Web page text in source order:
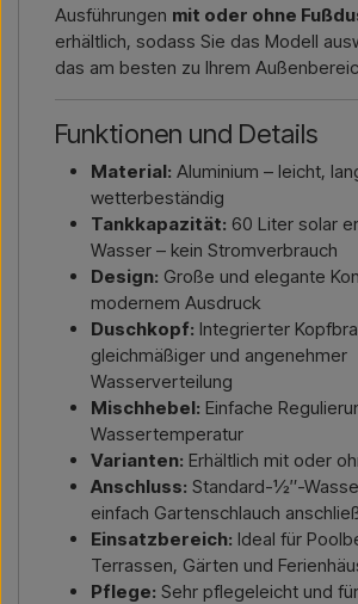
Ausführungen mit oder ohne
erhältlich, sodass Sie das Modell
das am besten zu Ihrem
Funktionen und Details
Material: Aluminium – leicht,
wetterbeständig
Tankkapazität: 60 Liter solar
Wasser – kein Stromverbrauch
Design: Große und elegante
modernem Ausdruck
Duschkopf: Integrierter
gleichmäßiger und angenehmer
Wasserverteilung
Mischhebel: Einfache
Wassertemperatur
Varianten: Erhältlich mit oder
Anschluss: Standard-½″-
einfach Gartenschlauch
Einsatzbereich: Ideal für
Terrassen, Gärten und
Pflege: Sehr pflegeleicht und